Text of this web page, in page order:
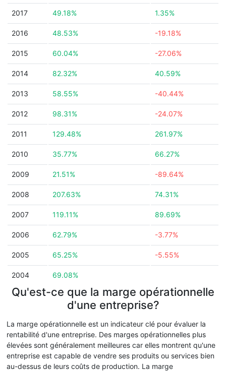
2017 49.18% 1.35%
2016 48.53% -19.18%
2015 60.04% -27.06%
2014 82.32% 40.59%
2013 58.55% -40.44%
2012 98.31% -24.07%
2011 129.48% 261.97%
2010 35.77% 66.27%
2009 21.51% -89.64%
2008 207.63% 74.31%
2007 119.11% 89.69%
2006 62.79% -3.77%
2005 65.25% -5.55%
2004 69.08%
Qu'est-ce que la marge opérationnelle
d'une entreprise?
La marge opérationnelle est un indicateur clé pour évaluer la
rentabilité d'une entreprise. Des marges opérationnelles plus
élevées sont généralement meilleures car elles montrent qu'une
entreprise est capable de vendre ses produits ou services bien
au-dessus de leurs coûts de production. La marge